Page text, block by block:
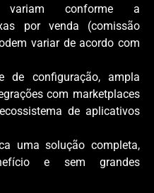
variam conforme a
por venda (comissão
variar de acordo com
de configuração, ampla
com marketplaces
de aplicativos
uma solução completa,
e sem grandes